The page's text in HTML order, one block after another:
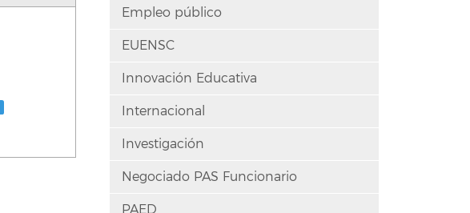
Empleo público
EUENSC
Innovación Educativa
Internacional
Investigación
Negociado PAS Funcionario
PAED